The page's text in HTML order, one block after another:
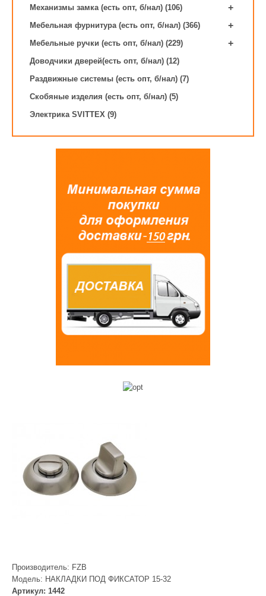
Механизмы замка (есть опт, б/нал) (106) +
Мебельная фурнитура (есть опт, б/нал) (366) +
Мебельные ручки (есть опт, б/нал) (229) +
Доводчики дверей(есть опт, б/нал) (12)
Раздвижные системы (есть опт, б/нал) (7)
Скобяные изделия (есть опт, б/нал) (5)
Электрика SVITTEX (9)
Производитель: FZB
Модель: НАКЛАДКИ ПОД ФИКСАТОР 15-32
Артикул: 1442